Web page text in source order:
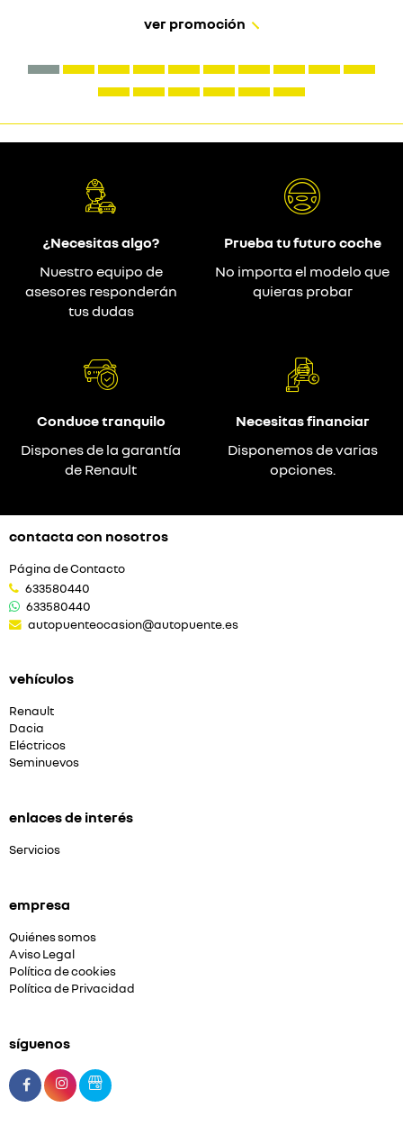
ver promoción
¿Necesitas algo?
Nuestro equipo de
asesores responderán
tus dudas
Prueba tu futuro coche
No importa el modelo que
quieras probar
Conduce tranquilo
Dispones de la garantía
de Renault
Necesitas financiar
Disponemos de varias
opciones.
contacta con nosotros
Página de Contacto
633580440
633580440
autopuenteocasion@autopuente.es
vehículos
Renault
Dacia
Eléctricos
Seminuevos
enlaces de interés
Servicios
empresa
Quiénes somos
Aviso Legal
Política de cookies
Política de Privacidad
síguenos